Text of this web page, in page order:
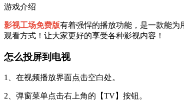
游戏介绍
影视工场免费版有着强悍的播放功能，是一款能
观看方式！让大家更好的享受各种影视内容！
怎么投屏到电视
1、在视频播放界面点击空白处。
2、弹窗菜单点击右上角的【TV】按钮。